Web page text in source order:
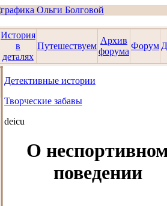
История
в
деталях
Путешествуем
Архив
форума
Форум
Детективные истории
Творческие забавы
deicu
О
поведении